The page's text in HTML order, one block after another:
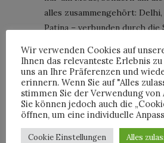
alles zusammengehört: Delhi,
Patina – verbunden durch die
Bravo Pharrell, wir lieben es!
LOUIS VUITTON MÄNNERMODE
PARIS PHARRELL WILLIAMS
Wir verwenden Cookies auf
Ihnen das relevanteste Erlebnis
uns an Ihre Präferenzen und
erinnern. Wenn Sie auf "Alles
stimmen Sie der Verwendung von
Sie können jedoch auch die
öffnen, um eine individuelle
Cookie Einstellungen Alles